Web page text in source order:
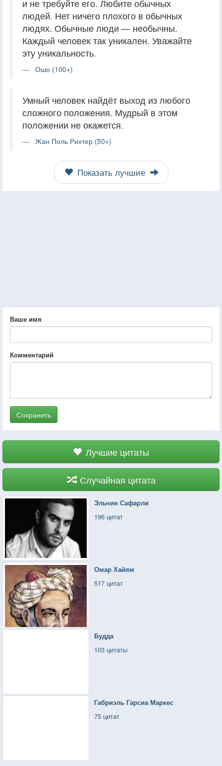
и не требуйте его. Любите обычных
людей. Нет ничего плохого в обычных
людях. Обычные люди — необычны.
Каждый человек так уникален. Уважайте
эту уникальность.
Ошо (100+)
Умный человек найдёт выход из любого
сложного положения. Мудрый в этом
положении не окажется.
Жан Поль Рихтер (50+)
Показать лучшие
Ваше имя
Комментарий
Сохранить
Лучшие цитаты
Случайная цитата
Эльчин Сафарли
196 цитат
Омар Хайям
517 цитат
Будда
103 цитаты
Габриэль Гарсиа Маркес
75 цитат